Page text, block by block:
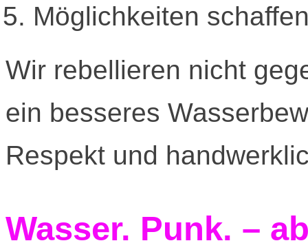
Möglichkeiten
Wir rebellieren nicht
ein besseres
Respekt und
Wasser. Punk. –